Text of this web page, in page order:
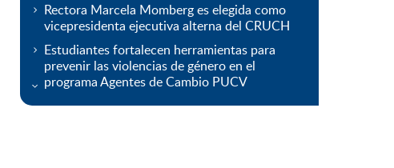
Rectora Marcela Momberg es elegida como
vicepresidenta ejecutiva alterna del CRUCH
Estudiantes fortalecen herramientas para
prevenir las violencias de género en el
programa Agentes de Cambio PUCV